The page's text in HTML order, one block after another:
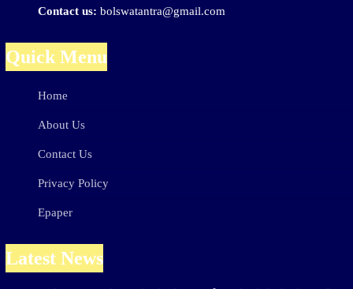
Contact us: bolswatantra@gmail.com
Quick Menu
Home
About Us
Contact Us
Privacy Policy
Epaper
Latest News